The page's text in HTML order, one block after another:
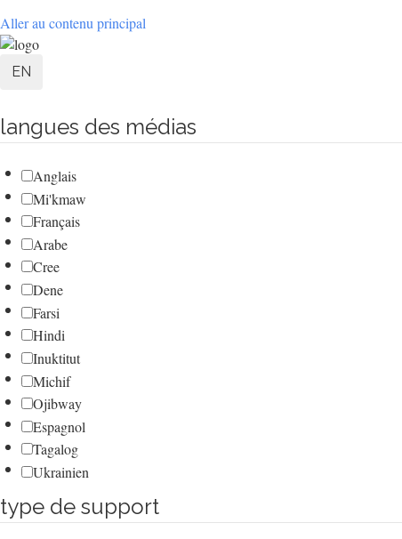
Aller au contenu principal
User
menu
EN
langues des médias
Anglais
Mi'kmaw
Français
Arabe
Cree
Dene
Farsi
Hindi
Inuktitut
Michif
Ojibway
Espagnol
Tagalog
Ukrainien
type de support